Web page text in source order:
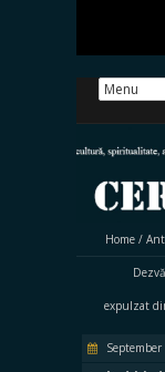
Home /
expulzat